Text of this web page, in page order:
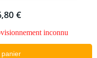
€
inconnu